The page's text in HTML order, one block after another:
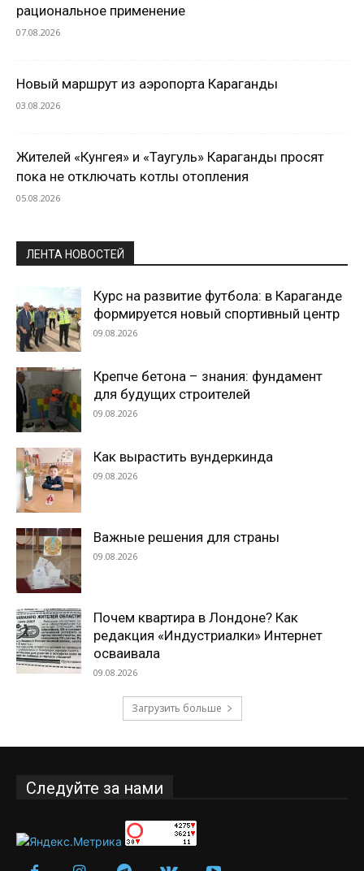
рациональное применение
07.08.2026
Новый маршрут из аэропорта Караганды
03.08.2026
Жителей «Кунгея» и «Таугуль» Караганды просят
пока не отключать котлы отопления
05.08.2026
ЛЕНТА НОВОСТЕЙ
Курс на развитие футбола: в Караганде
формируется новый спортивный центр
09.08.2026
Крепче бетона – знания: фундамент
для будущих строителей
09.08.2026
Как вырастить вундеркинда
09.08.2026
Важные решения для страны
09.08.2026
Почем квартира в Лондоне? Как
редакция «Индустриалки» Интернет
осваивала
09.08.2026
Загрузить больше
Следуйте за нами